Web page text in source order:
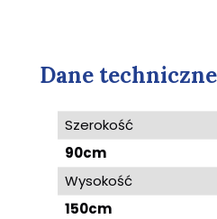
Dane techniczne
Szerokość
90cm
Wysokość
150cm